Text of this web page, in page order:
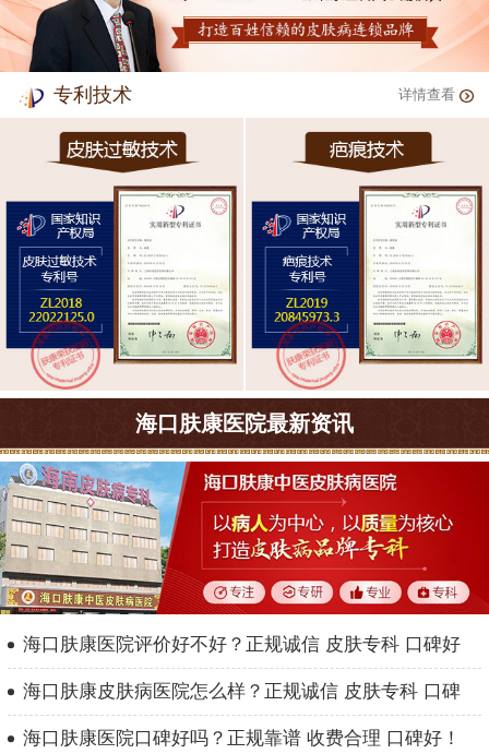
专利技术 详情查看
海口肤康医院最新资讯
海口肤康医院评价好不好？正规诚信 皮肤专科 口碑好
海口肤康皮肤病医院怎么样？正规诚信 皮肤专科 口碑
海口肤康医院口碑好吗？正规靠谱 收费合理 口碑好！